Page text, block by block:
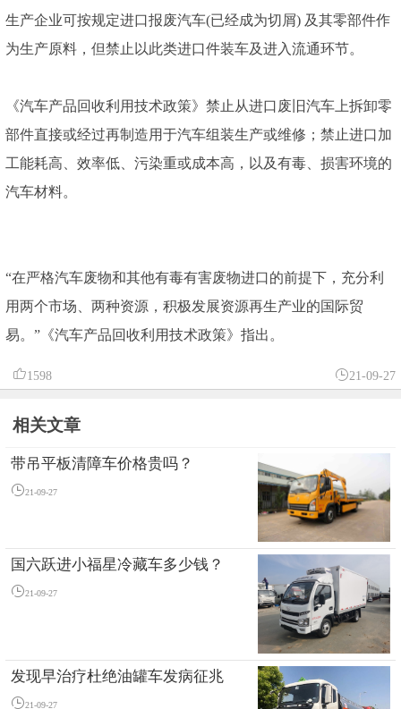
生产企业可按规定进口报废汽车(已经成为切屑) 及其零部件作
为生产原料，但禁止以此类进口件装车及进入流通环节。
《汽车产品回收利用技术政策》禁止从进口废旧汽车上拆卸零
部件直接或经过再制造用于汽车组装生产或维修；禁止进口加
工能耗高、效率低、污染重或成本高，以及有毒、损害环境的
汽车材料。
“在严格汽车废物和其他有毒有害废物进口的前提下，充分利
用两个市场、两种资源，积极发展资源再生产业的国际贸
易。”《汽车产品回收利用技术政策》指出。
1598 21-09-27
相关文章
带吊平板清障车价格贵吗？
21-09-27
国六跃进小福星冷藏车多少钱？
21-09-27
发现早治疗杜绝油罐车发病征兆
21-09-27